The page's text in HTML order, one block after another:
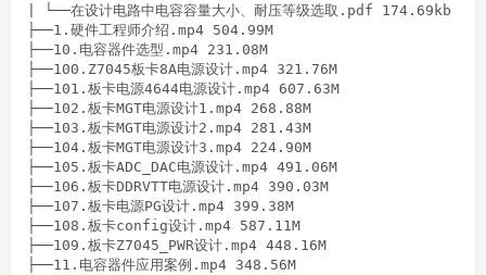
| └──在设计电路中电容容量大小、耐压等级选取.pdf 174.69kb
├──1.硬件工程师介绍.mp4 504.99M
├──10.电容器件选型.mp4 231.08M
├──100.Z7045板卡8A电源设计.mp4 321.76M
├──101.板卡电源4644电源设计.mp4 607.63M
├──102.板卡MGT电源设计1.mp4 268.88M
├──103.板卡MGT电源设计2.mp4 281.43M
├──104.板卡MGT电源设计3.mp4 224.90M
├──105.板卡ADC_DAC电源设计.mp4 491.06M
├──106.板卡DDRVTT电源设计.mp4 390.03M
├──107.板卡电源PG设计.mp4 399.38M
├──108.板卡config设计.mp4 587.11M
├──109.板卡Z7045_PWR设计.mp4 448.16M
├──11.电容器件应用案例.mp4 348.56M